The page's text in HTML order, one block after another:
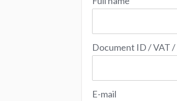
Document ID / VAT
E-mail